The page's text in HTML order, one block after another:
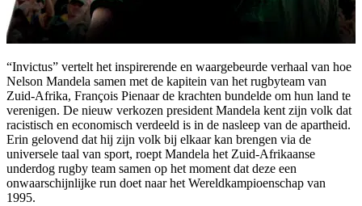
“Invictus” vertelt het inspirerende en waargebeurde verhaal van hoe
Nelson Mandela samen met de kapitein van het rugbyteam van
Zuid-Afrika, François Pienaar de krachten bundelde om hun land te
verenigen. De nieuw verkozen president Mandela kent zijn volk dat
racistisch en economisch verdeeld is in de nasleep van de apartheid.
Erin gelovend dat hij zijn volk bij elkaar kan brengen via de
universele taal van sport, roept Mandela het Zuid-Afrikaanse
underdog rugby team samen op het moment dat deze een
onwaarschijnlijke run doet naar het Wereldkampioenschap van
1995.